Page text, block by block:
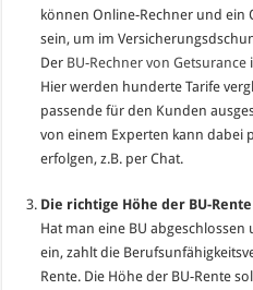
können Online-Rechner und ein
sein, um im
Der BU-Rechner von Getsurance
Hier werden hunderte Tarife
passende für den Kunden
von einem Experten kann dabei
erfolgen, z.B. per Chat.
Die richtige Höhe der BU-
Hat man eine BU
ein, zahlt die
Rente. Die Höhe der BU-Rente